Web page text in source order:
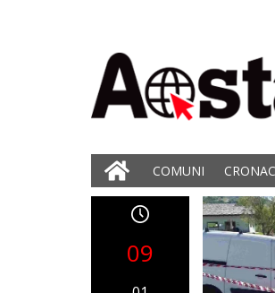
COMUNI
09